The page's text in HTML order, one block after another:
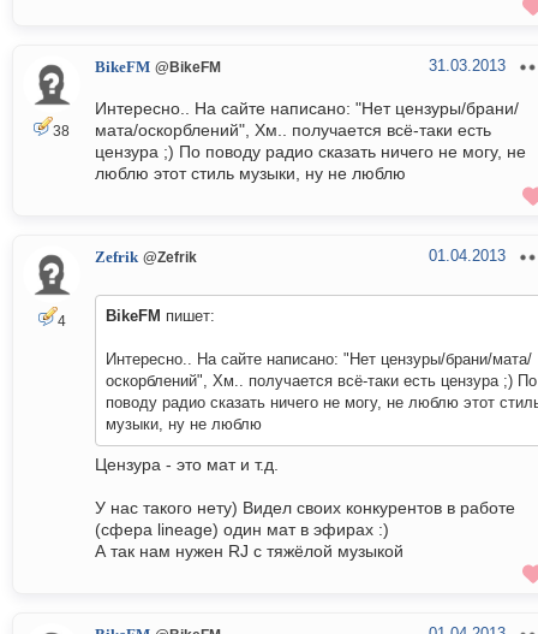
38
BikeFM @BikeFM 31.03.2013
Интересно.. На сайте написано: "Нет цензуры/брани/
мата/оскорблений", Хм.. получается всё-таки есть
цензура ;) По поводу радио сказать ничего не могу, не
люблю этот стиль музыки, ну не люблю
4
Zefrik @Zefrik 01.04.2013
BikeFM пишет:
Интересно.. На сайте написано: "Нет цензуры/брани/мата/
оскорблений", Хм.. получается всё-таки есть цензура ;) По
поводу радио сказать ничего не могу, не люблю этот
музыки, ну не люблю
Цензура - это мат и т.д.
У нас такого нету) Видел своих конкурентов в работе
(сфера lineage) один мат в эфирах :)
А так нам нужен RJ с тяжёлой музыкой